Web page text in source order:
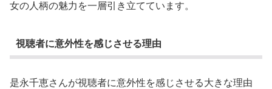
女の人柄の魅力を一層引き立てています。
視聴者に意外性を感じさせる理由
是永千恵さんが視聴者に意外性を感じさせる大きな理由